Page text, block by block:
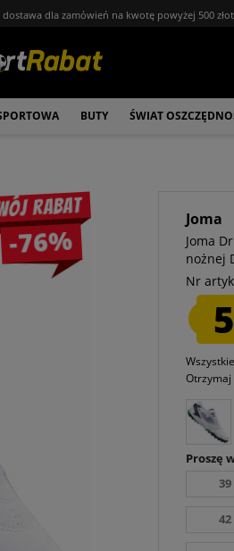
dostawa dla zamówień na kwotę powyżej 500
BUTY ŚWIAT
rabat
-76%
Joma
Joma
nożnej
Nr
Otrzymaj
Proszę
39
42